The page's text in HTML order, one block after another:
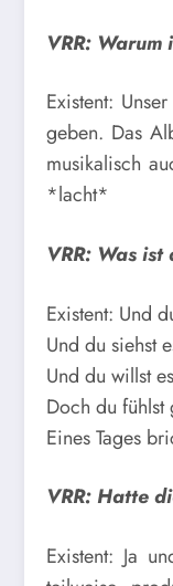
VRR:
Existent:
geben. Das
musikalisch
*lacht*
VRR: Was
Existent: Und
Und du siehst
Und du willst
Doch du fühlst
Eines Tages
VRR: Hatte
Existent: Ja